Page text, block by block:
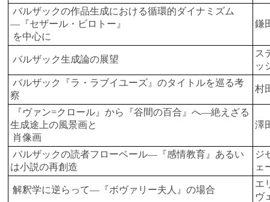
バルザックの作品生成における循環的ダイナミズム
―『セザール・ビロトー』
を中心に
鎌
バルザック生成論の展望
ス
ッ
バルザック『ラ・ラブイユーズ』のタイトルを巡る考
察
村
『ヴァン=クロール』から『谷間の百合』へ―絶えざる
生成途上の風景画と
肖像画
澤
バルザックの読者フローベール―『感情教育』あるい
は小説の再創造
ジ
ェ
解釈学に逆らって―『ボヴァリー夫人』の場合
エ
ヴ